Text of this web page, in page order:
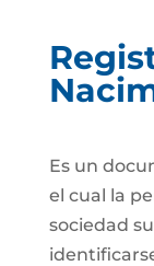
Es un
el cual la
sociedad